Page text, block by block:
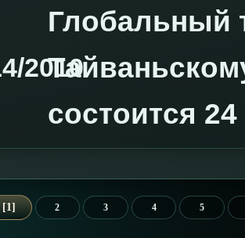
2010
Глобальный
состоится
1 2 3 4 5